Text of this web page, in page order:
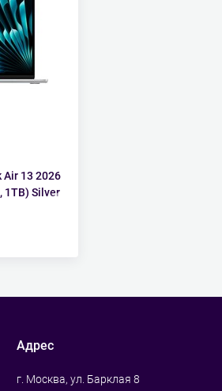
Air 13 2026
1TB) Silver
Адрес
г. Москва, ул. Барклая 8